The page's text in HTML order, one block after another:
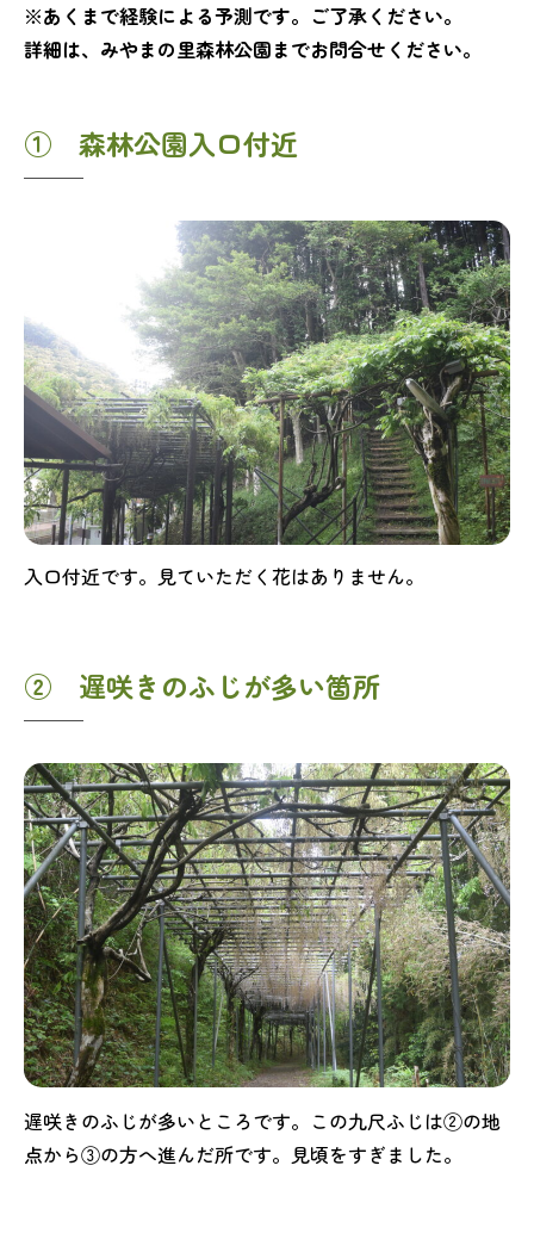
※あくまで経験による予測です。ご了承ください。
詳細は、みやまの里森林公園までお問合せください。
① 森林公園入口付近
入口付近です。見ていただく花はありません。
② 遅咲きのふじが多い箇所
遅咲きのふじが多いところです。この九尺ふじは②の地
点から③の方へ進んだ所です。見頃をすぎました。